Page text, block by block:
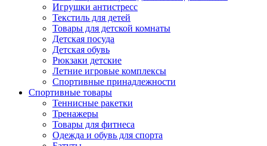
Игрушки антистресс
Текстиль для детей
Товары для детской комнаты
Детская посуда
Детская обувь
Рюкзаки детские
Летние игровые комплексы
Спортивные принадлежности
Спортивные товары
Теннисные ракетки
Тренажеры
Товары для фитнеса
Одежда и обувь для спорта